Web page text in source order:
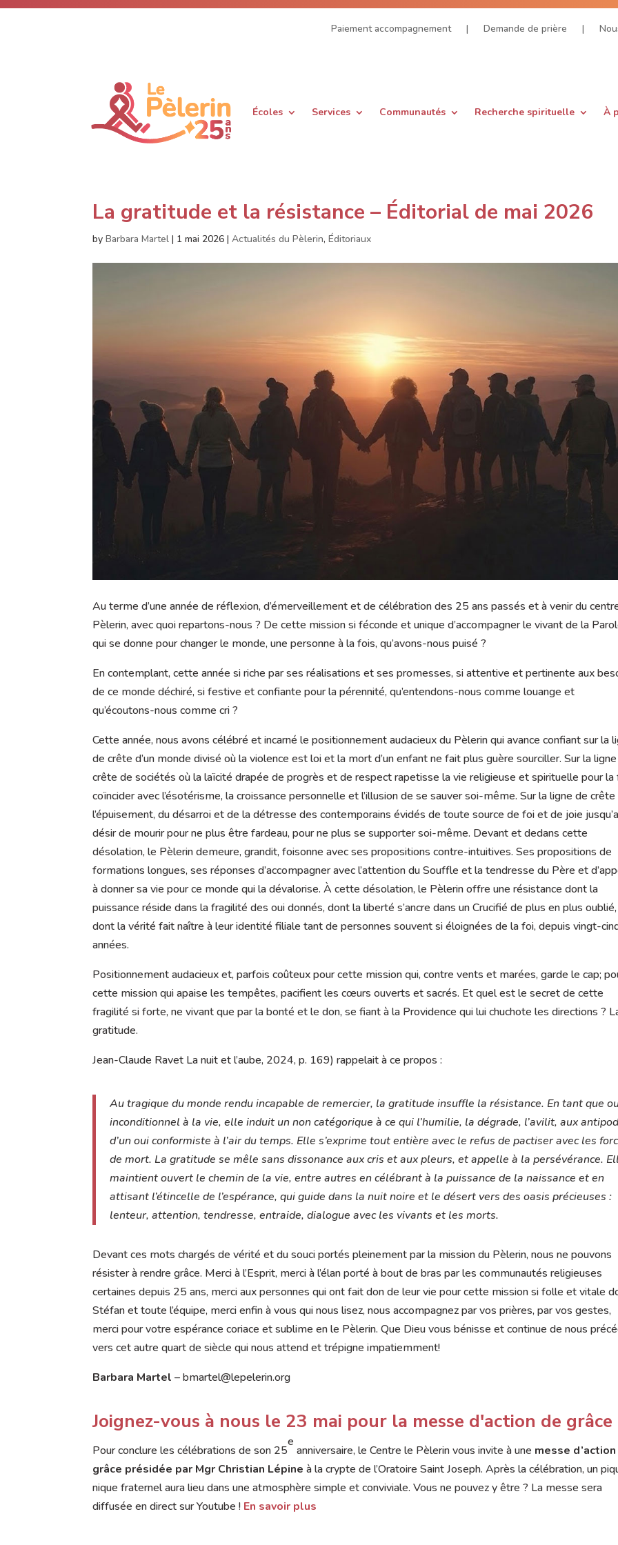
Paiement accompagnement | Demande de prière |
Écoles Services Communautés Recherche spirituelle À
La gratitude et la résistance – Éditorial de mai 2026
byBarbara Martel | 1 mai 2026 |Actualités du Pèlerin,Éditoriaux
Au terme d’une année de réflexion, d’émerveillement et de célébration des 25 ans passés et à venir du
Pèlerin, avec quoi repartons-nous ? De cette mission si féconde et unique d’accompagner le vivant de la
qui se donne pour changer le monde, une personne à la fois, qu’avons-nous puisé ?
En contemplant, cette année si riche par ses réalisations et ses promesses, si attentive et pertinente aux
de ce monde déchiré, si festive et confiante pour la pérennité, qu’entendons-nous comme louange et
qu’écoutons-nous comme cri ?
Cette année, nous avons célébré et incarné le positionnement audacieux du Pèlerin qui avance confiant sur la
de crête d’un monde divisé où la violence est loi et la mort d’un enfant ne fait plus guère sourciller. Sur la
crête de sociétés où la laïcité drapée de progrès et de respect rapetisse la vie religieuse et spirituelle pour la
coïncider avec l’ésotérisme, la croissance personnelle et l’illusion de se sauver soi-même. Sur la ligne de crête
l’épuisement, du désarroi et de la détresse des contemporains évidés de toute source de foi et de joie
désir de mourir pour ne plus être fardeau, pour ne plus se supporter soi-même. Devant et dedans cette
désolation, le Pèlerin demeure, grandit, foisonne avec ses propositions contre-intuitives. Ses propositions de
formations longues, ses réponses d’accompagner avec l’attention du Souffle et la tendresse du Père et
à donner sa vie pour ce monde qui la dévalorise. À cette désolation, le Pèlerin offre une résistance dont la
puissance réside dans la fragilité des oui donnés, dont la liberté s’ancre dans un Crucifié de plus en plus oublié,
dont la vérité fait naître à leur identité filiale tant de personnes souvent si éloignées de la foi, depuis vingt-
années.
Positionnement audacieux et, parfois coûteux pour cette mission qui, contre vents et marées, garde le cap;
cette mission qui apaise les tempêtes, pacifient les cœurs ouverts et sacrés. Et quel est le secret de cette
fragilité si forte, ne vivant que par la bonté et le don, se fiant à la Providence qui lui chuchote les directions ?
gratitude.
Jean-Claude Ravet La nuit et l’aube, 2024, p. 169) rappelait à ce propos :
Au tragique du monde rendu incapable de remercier, la gratitude insuffle la résistance. En tant que
inconditionnel à la vie, elle induit un non catégorique à ce qui l’humilie, la dégrade, l’avilit, aux
d’un oui conformiste à l’air du temps. Elle s’exprime tout entière avec le refus de pactiser avec les
de mort. La gratitude se mêle sans dissonance aux cris et aux pleurs, et appelle à la persévérance.
maintient ouvert le chemin de la vie, entre autres en célébrant à la puissance de la naissance et en
attisant l’étincelle de l’espérance, qui guide dans la nuit noire et le désert vers des oasis précieuses :
lenteur, attention, tendresse, entraide, dialogue avec les vivants et les morts.
Devant ces mots chargés de vérité et du souci portés pleinement par la mission du Pèlerin, nous ne pouvons
résister à rendre grâce. Merci à l’Esprit, merci à l’élan porté à bout de bras par les communautés religieuses
certaines depuis 25 ans, merci aux personnes qui ont fait don de leur vie pour cette mission si folle et vitale
Stéfan et toute l’équipe, merci enfin à vous qui nous lisez, nous accompagnez par vos prières, par vos gestes,
merci pour votre espérance coriace et sublime en le Pèlerin. Que Dieu vous bénisse et continue de nous
vers cet autre quart de siècle qui nous attend et trépigne impatiemment!
Barbara Martel – bmartel@lepelerin.org
Joignez-vous à nous le 23 mai pour la messe d'action de grâce
Pour conclure les célébrations de son 25
e
anniversaire, le Centre le Pèlerin vous invite à une messe
grâce présidée par Mgr Christian Lépine à la crypte de l’Oratoire Saint Joseph. Après la célébration, un
nique fraternel aura lieu dans une atmosphère simple et conviviale. Vous ne pouvez y être ? La messe sera
diffusée en direct sur Youtube ! En savoir plus